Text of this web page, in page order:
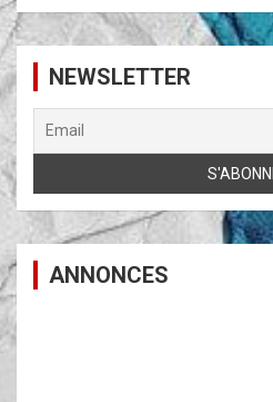
NEWSLETTER
ANNONCES